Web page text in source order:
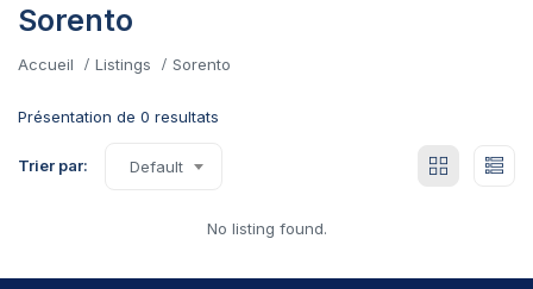
Sorento
Accueil Listings Sorento
Présentation de 0 resultats
Trier par: Default
No listing found.